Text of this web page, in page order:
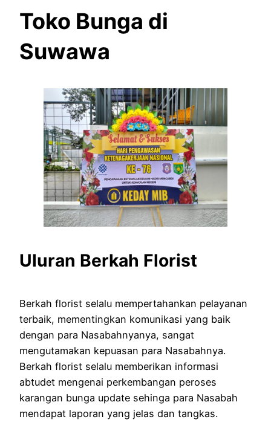
Toko Bunga di
Suwawa
Uluran Berkah Florist
Berkah florist selalu mempertahankan pelayanan
terbaik, mementingkan komunikasi yang baik
dengan para Nasabahnyanya, sangat
mengutamakan kepuasan para Nasabahnya.
Berkah florist selalu memberikan informasi
abtudet mengenai perkembangan peroses
karangan bunga update sehinga para Nasabah
mendapat laporan yang jelas dan tangkas.